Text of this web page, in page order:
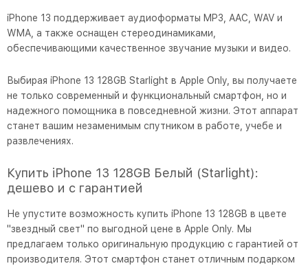
iPhone 13 поддерживает аудиоформаты MP3, AAC, WAV и
WMA, а также оснащен стереодинамиками,
обеспечивающими качественное звучание музыки и видео.
Выбирая iPhone 13 128GB Starlight в Apple Only, вы получаете
не только современный и функциональный смартфон, но и
надежного помощника в повседневной жизни. Этот аппарат
станет вашим незаменимым спутником в работе, учебе и
развлечениях.
Купить iPhone 13 128GB Белый (Starlight):
дешево и с гарантией
Не упустите возможность купить iPhone 13 128GB в цвете
"звездный свет" по выгодной цене в Apple Only. Мы
предлагаем только оригинальную продукцию с гарантией от
производителя. Этот смартфон станет отличным подарком